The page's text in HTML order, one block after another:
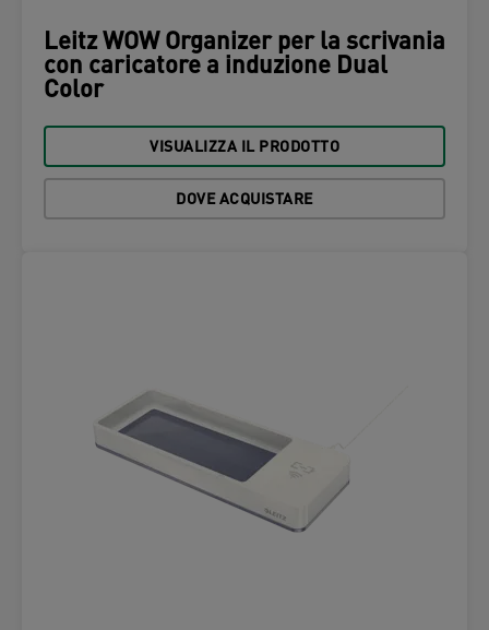
Leitz WOW Organizer per la scrivania
con caricatore a induzione Dual
Color
VISUALIZZA IL PRODOTTO
DOVE ACQUISTARE